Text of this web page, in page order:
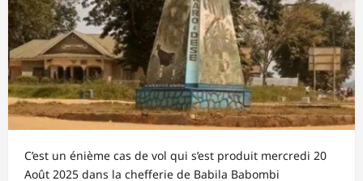
C’est un énième cas de vol qui s’est produit mercredi 20
Août 2025 dans la chefferie de Babila Babombi